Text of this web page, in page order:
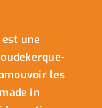
est une
les
in